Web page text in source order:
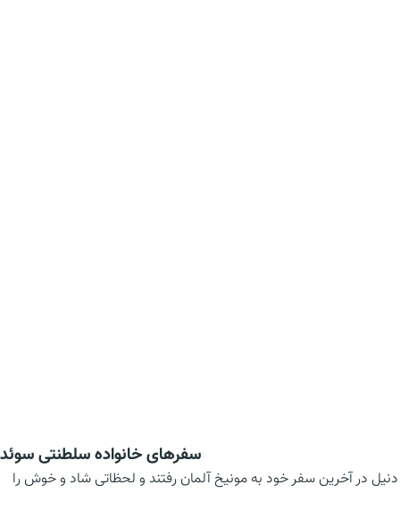
سفرهای خانواده سلطنتی سوئد
در آخرین سفر خود به مونیخ آلمان رفتند و لحظاتی شاد و خوش را